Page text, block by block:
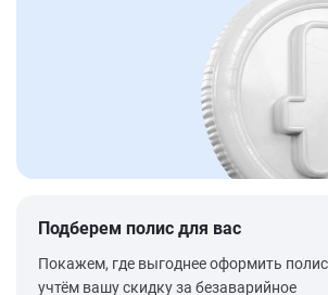
Подберем полис для вас
Покажем, где выгоднее оформить
учтём вашу скидку за безаварийное